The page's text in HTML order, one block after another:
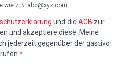
wie z.B. abc@xyz.com.
und die AGB zur
und akzeptiere diese. Meine
jederzeit gegenüber der gastivo